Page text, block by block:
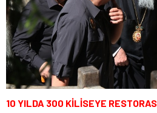
10 YILDA 300 KİLİSEYE